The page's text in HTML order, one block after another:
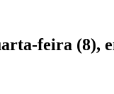
feira (8),